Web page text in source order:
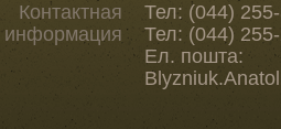
Контактная
информация
Тел: (044)
Тел: (044)
Ел. пошта: